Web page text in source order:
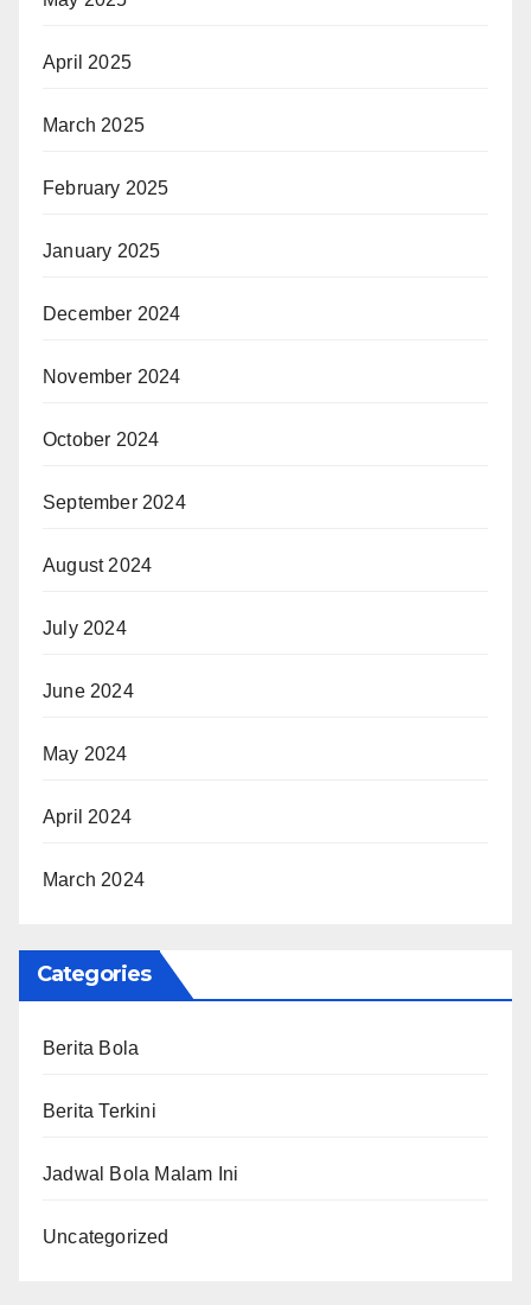
April 2025
March 2025
February 2025
January 2025
December 2024
November 2024
October 2024
September 2024
August 2024
July 2024
June 2024
May 2024
April 2024
March 2024
Categories
Berita Bola
Berita Terkini
Jadwal Bola Malam Ini
Uncategorized